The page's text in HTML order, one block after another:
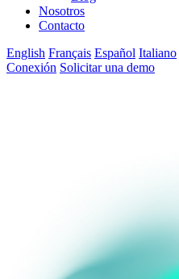
Nosotros
Contacto
English Français Español Italiano
Conexión Solicitar una demo